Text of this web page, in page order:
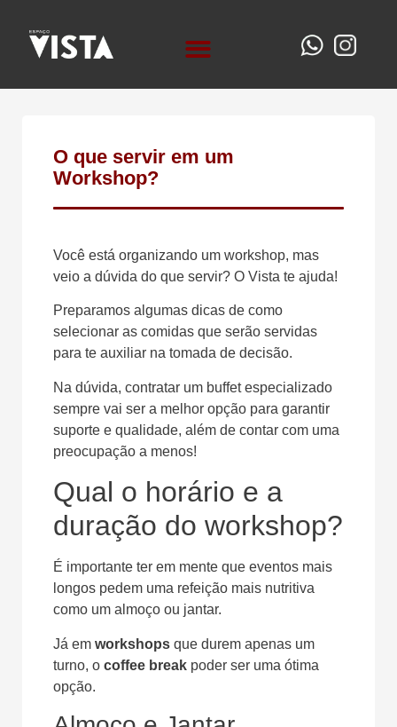
O que servir em um
Workshop?
Você está organizando um workshop, mas
veio a dúvida do que servir? O Vista te ajuda!
Preparamos algumas dicas de como
selecionar as comidas que serão servidas
para te auxiliar na tomada de decisão.
Na dúvida, contratar um buffet especializado
sempre vai ser a melhor opção para garantir
suporte e qualidade, além de contar com uma
preocupação a menos!
Qual o horário e a
duração do workshop?
É importante ter em mente que eventos mais
longos pedem uma refeição mais nutritiva
como um almoço ou jantar.
Já em workshops que durem apenas um
turno, o coffee break poder ser uma ótima
opção.